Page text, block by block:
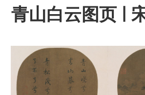
青山白云图页 |